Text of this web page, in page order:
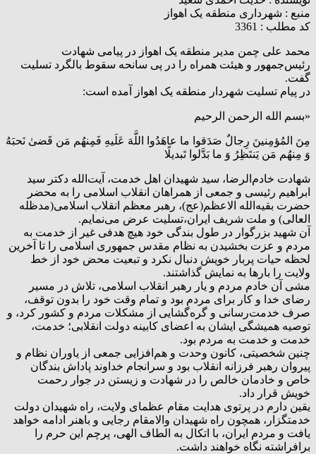
منبع : شهرداری منطقه یک اهواز
کد مطلب : 3361
محمد علی چمن مدیر منطقه یک اهواز در پیامی شهادت
رئیس‌جمهور و هیئت همراه را در پی سانحه سقوط بالگرد تسلیت
گفت.
در پیام تسلیت شهردار منطقه یک اهواز آمده است:
«بسم الله الرحمن الرحیم
مِنَ المُؤمِنینَ رِجالٌ صَدَقوا ما عاهَدُوا اللَّهَ عَلَیهِ فَمِنهُم مَن قَضیٰ نَحبَهُ
وَ مِنهُم مَن یَنتَظِرُ وَ ما بَدَّلوا تَبدیلًا
شهادت خادم‌الرضا، سید شهیدان اهل خدمت، آیت‌الله دکتر سید
ابراهیم رئیسی و جمعی از همراهان انقلاب اسلامی را به محضر
حضرت بقیه‌الله الاعظم(عج)، رهبر معظم انقلاب اسلامی(مدظله
العالی) و ملت شریف ایران،تسلیت عرض می‌نمایم.
آن شهید بزرگوار در طول بندگی خود هیچ هدفی غیر از خدمت به
مردم و عزت بخشیدن به نظام مقدس جمهوری اسلامی را تا آخرین
لحظه حیات پربار خویش دنبال نکرد و تبعیت محض خود از خط
ولایت را بارها به نمایش گذاشتند.
مشی آن خادم مردم و یار رهبر انقلاب اسلامی، تلاش در مسیر
رضای خدا و کار برای مردم بود و تمام وقت خود را بدون توقف،
صرف خدمت‌رسانی و گره‌گشایی از مشکلات مردم و کشور کرد، و
توصیه همیشگی ایشان به اعضای کابینه دولت انقلابی؛ خدمت،
خدمت و خدمت به مردم بود.
چنین شخصیتی، کانون وحدت و هم‌افزایی جمعی از یاوران نظام و
پیروان رهبر فرزانه انقلاب بود و سرانجام خداوند پاداش بندگان
خاص و خادمان خالص را در شهادت و زیستن در جوار رحمت
خویش قرار داد.
یقین دارم در پرتوی هدایت مقام عظمای ولایت، راه شهیدان دولت
خدمتگزار، همچون راه شهیدان والامقام رجایی و باهنر ادامه خواهد
یافت و مردم ایران، با اتکال به الطاف الهی، پرچم این حرم را
برافراشته نگاه خواهند داشت.